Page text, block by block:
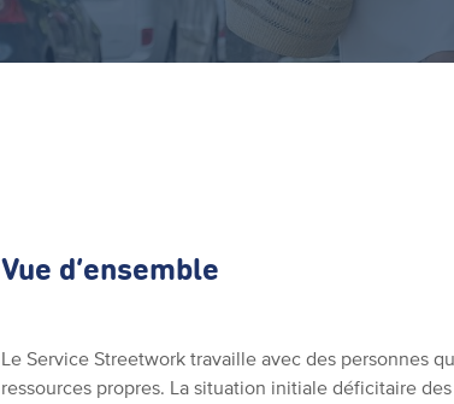
Vue d’ensemble
Le Service Streetwork travaille avec des personnes
ressources propres. La situation initiale déficitaire